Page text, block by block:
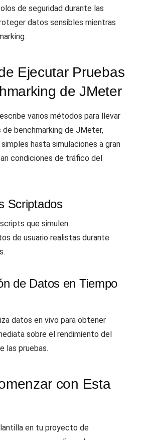
de seguridad durante las
datos sensibles mientras
Ejecutar Pruebas
de JMeter
varios métodos para llevar
de benchmarking de JMeter,
hasta simulaciones a gran
condiciones de tráfico del
Scriptados
que simulen
de usuario realistas durante
de Datos en Tiempo
datos en vivo para obtener
sobre el rendimiento del
las pruebas.
con Esta
en tu proyecto de